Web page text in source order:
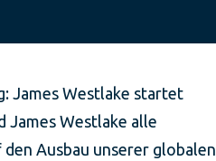
James Westlake startet
James Westlake alle
Ausbau unserer globalen